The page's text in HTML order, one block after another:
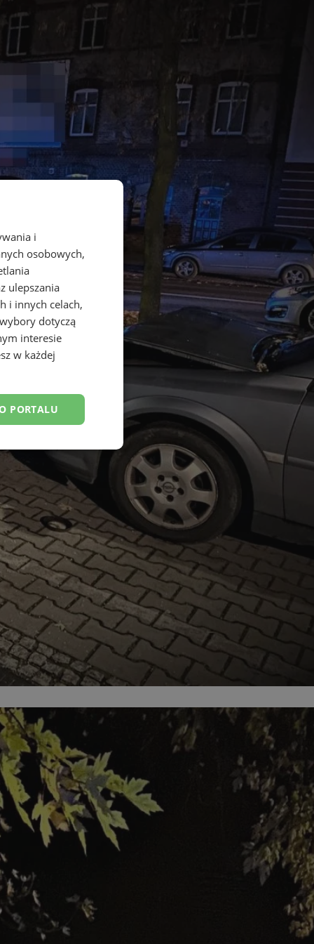
i
osobowych,
ulepszania
i innych celach,
dotyczą
interesie
w każdej
PORTALU
użytkownika i
sesji.
sesji.
sesji.
dotyczących
z witryny.
prywatności
przestrzeganie
użytkownik nie
preferencji,
z regulacjami
identyfikatora
obsługuje
optymalizacji
przechowywania
do usług
użytkownik
lub reklamy.